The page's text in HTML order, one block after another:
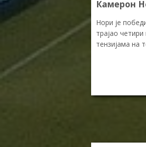
Камерон
Нори је
трајао
тензијама на